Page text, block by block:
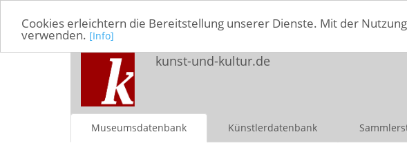
Cookies erleichtern die Bereitstellung unserer Dienste. Mit der
verwenden. [Info]
kunst-und-kultur.de
Museumsdatenbank Künstlerdatenbank